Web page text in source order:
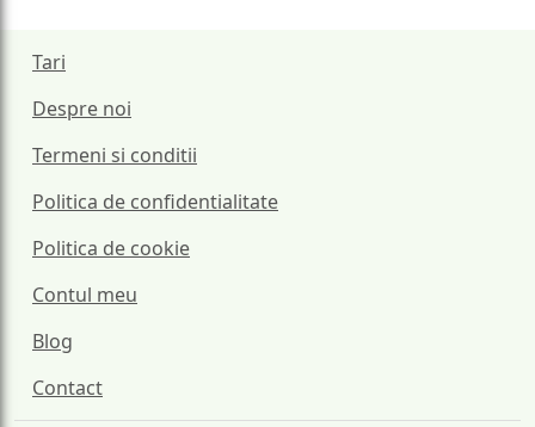
Tari
Despre noi
Termeni si conditii
Politica de confidentialitate
Politica de cookie
Contul meu
Blog
Contact